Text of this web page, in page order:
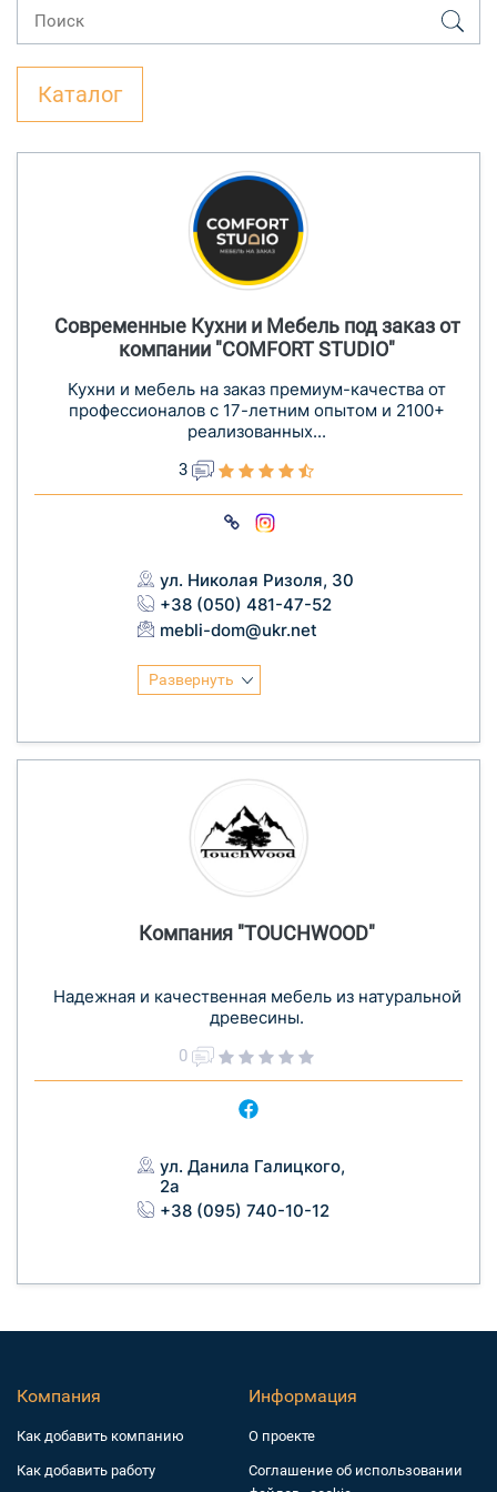
Каталог
Современные Кухни и Мебель под заказ от
компании "COMFORT STUDIO"
Кухни и мебель на заказ премиум-качества от
профессионалов с 17-летним опытом и 2100+
реализованных...
3
ул. Николая Ризоля, 30
+38 (050) 481-47-52
mebli-dom@ukr.net
Развернуть
Компания "TOUCHWOOD"
Надежная и качественная мебель из натуральной
древесины.
0
ул. Данила Галицкого,
2а
+38 (095) 740-10-12
Компания
Как добавить компанию
Как добавить работу
Информация
О проекте
Соглашение об использовании